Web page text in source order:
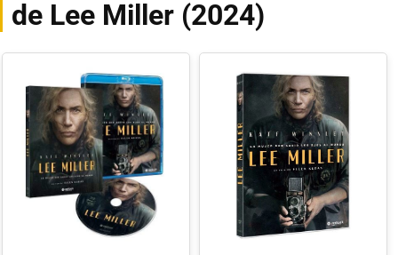
de Lee Miller (2024)